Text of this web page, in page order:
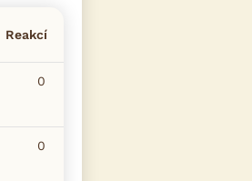
Reakcí
0
0